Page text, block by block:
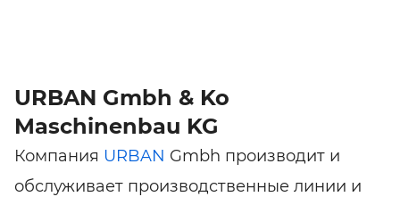
URBAN Gmbh & Ko
Maschinenbau KG
Компания URBAN Gmbh производит и
обслуживает производственные линии и